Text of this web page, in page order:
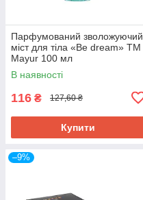
Парфумований зволожуючий
міст для тіла «Be dream» ТМ
Mayur 100 мл
В наявності
116 ₴ 127,60 ₴
Купити
–9%